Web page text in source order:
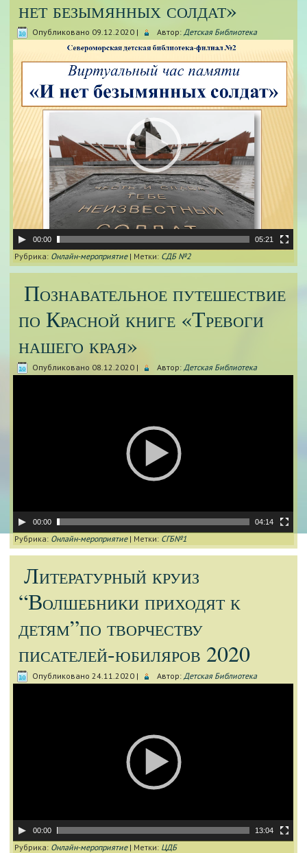
нет безымянных солдат»
Опубликовано 09.12.2020 | Автор: Детская Библиотека
Видеоплеер
00:00 05:21
Рубрика: Онлайн-мероприятие| Метки: СДБ №2
Познавательное путешествие
по Красной книге «Тревоги
нашего края»
Опубликовано 08.12.2020 | Автор: Детская Библиотека
00:00 04:14
Рубрика: Онлайн-мероприятие| Метки: СГБ№1
Литературный круиз
“Волшебники приходят к
детям”по творчеству
писателей-юбиляров 2020
Опубликовано 24.11.2020 | Автор: Детская Библиотека
00:00 13:04
Рубрика: Онлайн-мероприятие| Метки: ЦДБ